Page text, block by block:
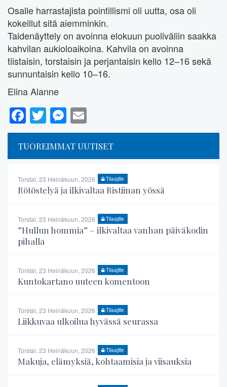
Osalle harrastajista pointillismi oli uutta, osa oli
kokeillut sitä aiemminkin.
Taidenäyttely on avoinna elokuun puoliväliin saakka
kahvilan aukioloaikoina. Kahvila on avoinna
tiistaisin, torstaisin ja perjantaisin kello 12–16 sekä
sunnuntaisin kello 10–16.
Elina Alanne
Facebook
TwitterMessenger
TUOREIMMAT UUTISET
Torstai, 23 Heinäkuun, 2026 Tilaajille
Rötöstelyä ja ilkivaltaa Ristiinan yössä
Torstai, 23 Heinäkuun, 2026 Tilaajille
”Hullun hommia” – ilkivaltaa vanhan päiväkodin
pihalla
Torstai, 23 Heinäkuun, 2026 Tilaajille
Kuntokartano uuteen komentoon
Torstai, 23 Heinäkuun, 2026 Tilaajille
Liikkuvaa ulkoilua hyvässä seurassa
Torstai, 23 Heinäkuun, 2026 Tilaajille
Makuja, elämyksiä, kohtaamisia ja viisauksia